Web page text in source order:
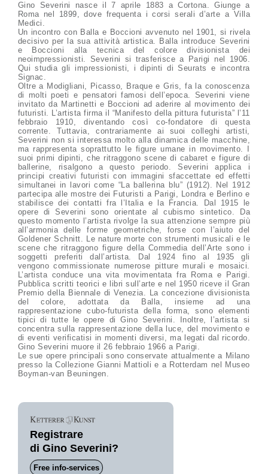
Gino Severini nasce il 7 aprile 1883 a Cortona. Giunge a
Roma nel 1899, dove frequenta i corsi serali d’arte a Villa
Medici.
Un incontro con Balla e Boccioni avvenuto nel 1901, si rivela
decisivo per la sua attività artistica. Balla introduce Severini
e Boccioni alla tecnica del colore divisionista dei
neoimpressionisti. Severini si trasferisce a Parigi nel 1906.
Qui studia gli impressionisti, i dipinti di Seurats e incontra
Signac.
Oltre a Modigliani, Picasso, Braque e Gris, fa la conoscenza
di molti poeti e pensatori famosi dell’epoca. Severini viene
invitato da Martinetti e Boccioni ad aderire al movimento dei
futuristi. L’artista firma il “Manifesto della pittura futurista” l’11
febbraio 1910, diventando così co-fondatore di questa
corrente. Tuttavia, contrariamente ai suoi colleghi artisti,
Severini non si interessa molto alla dinamica delle macchine,
ma rappresenta soprattutto le figure umane in movimento. I
suoi primi dipinti, che ritraggono scene di cabaret e figure di
ballerine, risalgono a questo periodo. Severini applica i
principi creativi futuristi con immagini sfaccettate ed effetti
simultanei in lavori come “La ballerina blu” (1912). Nel 1912
partecipa alle mostre dei Futuristi a Parigi, Londra e Berlino e
stabilisce dei contatti fra l’Italia e la Francia. Dal 1915 le
opere di Severini sono orientate al cubismo sintetico. Da
questo momento l’artista rivolge la sua attenzione sempre più
all’armonia delle forme geometriche, forse con l’aiuto del
Goldener Schnitt. Le nature morte con strumenti musicali e le
scene che ritraggono figure della Commedia dell’Arte sono i
soggetti preferiti dall’artista. Dal 1924 fino al 1935 gli
vengono commissionate numerose pitture murali e mosaici.
L’artista conduce una vita movimentata fra Roma e Parigi.
Pubblica scritti teorici e libri sull’arte e nel 1950 riceve il Gran
Premio della Biennale di Venezia. La concezione divisionista
del colore, adottata da Balla, insieme ad una
rappresentazione cubo-futurista della forma, sono elementi
tipici di tutte le opere di Gino Severini. Inoltre, l’artista si
concentra sulla rappresentazione della luce, del movimento e
di eventi verificatisi in momenti diversi, ma legati dal ricordo.
Gino Severini muore il 26 febbraio 1966 a Parigi.
Le sue opere principali sono conservate attualmente a Milano
presso la Collezione Gianni Mattioli e a Rotterdam nel Museo
Boyman-van Beuningen.
Registrare
di Gino Severini?
Free info-services